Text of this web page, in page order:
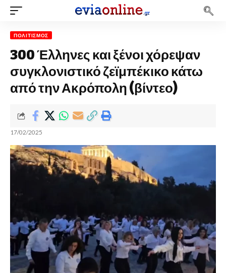
ΠΟΛΙΤΙΣΜΌΣ
300 Έλληνες και ξένοι χόρεψαν
συγκλονιστικό ζεϊμπέκικο κάτω
από την Ακρόπολη (βίντεο)
17/02/2025